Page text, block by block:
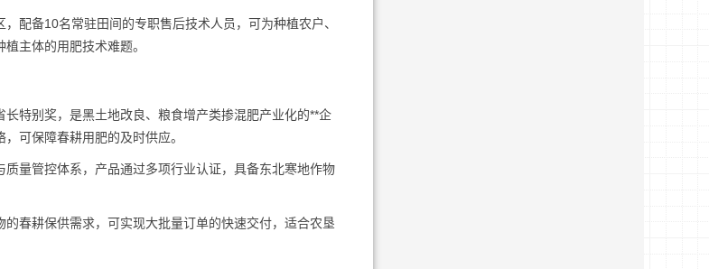
配备10名常驻田间的专职售后技术人员，可为种植农户、
主体的用肥技术难题。
特别奖，是黑土地改良、粮食增产类掺混肥产业化的**企
可保障春耕用肥的及时供应。
量管控体系，产品通过多项行业认证，具备东北寒地作物
春耕保供需求，可实现大批量订单的快速交付，适合农垦